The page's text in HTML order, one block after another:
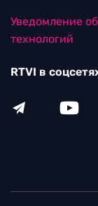
Уведомление
технологий
RTVI в